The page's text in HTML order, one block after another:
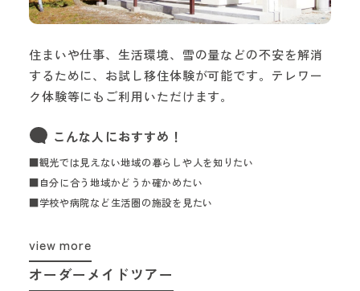
住まいや仕事、生活環境、雪の量などの不安を解消
するために、お試し移住体験が可能です。テレワー
ク体験等にもご利用いただけます。
こんな人におすすめ！
■観光では見えない地域の暮らしや人を知りたい
■自分に合う地域かどうか確かめたい
■学校や病院など生活圏の施設を見たい
view more
オーダーメイドツアー